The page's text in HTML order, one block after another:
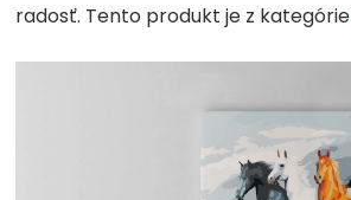
radosť. Tento produkt je z kategórie